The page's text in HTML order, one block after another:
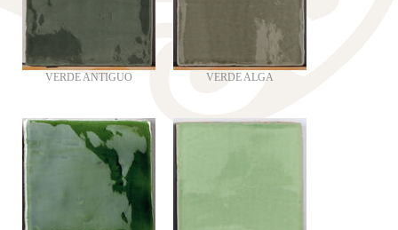
VERDE ANTIGUO VERDE ALGA